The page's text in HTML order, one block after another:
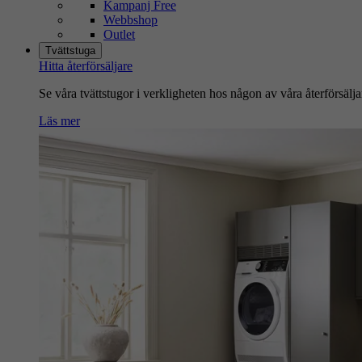
Kampanj Free
Webbshop
Outlet
Tvättstuga
Hitta återförsäljare
Se våra tvättstugor i verkligheten hos någon av våra
Läs mer